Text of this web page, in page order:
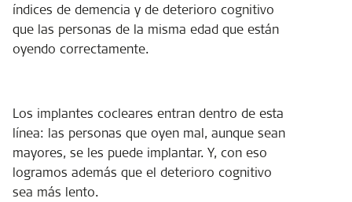
índices de demencia y de deterioro cognitivo
que las personas de la misma edad que están
oyendo correctamente.
Los implantes cocleares entran dentro de esta
línea: las personas que oyen mal, aunque sean
mayores, se les puede implantar. Y, con eso
logramos además que el deterioro cognitivo
sea más lento.